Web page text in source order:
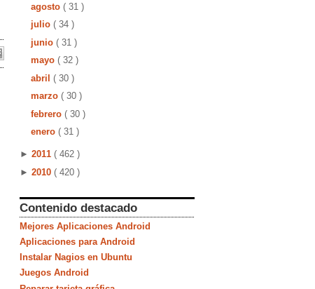
agosto ( 31 )
julio ( 34 )
junio ( 31 )
mayo ( 32 )
abril ( 30 )
marzo ( 30 )
febrero ( 30 )
enero ( 31 )
► 2011 ( 462 )
► 2010 ( 420 )
Contenido destacado
Mejores Aplicaciones Android
Aplicaciones para Android
Instalar Nagios en Ubuntu
Juegos Android